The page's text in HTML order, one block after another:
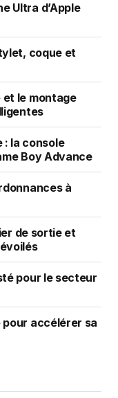
Ultra d’Apple
coque et
et le montage
: la console
Boy Advance
à
de sortie et
pour le secteur
accélérer sa